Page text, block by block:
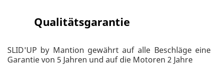
Qualitätsgarantie
SLID'UP by Mantion gewährt auf alle Beschläge eine
Garantie von 5 Jahren und auf die Motoren 2 Jahre